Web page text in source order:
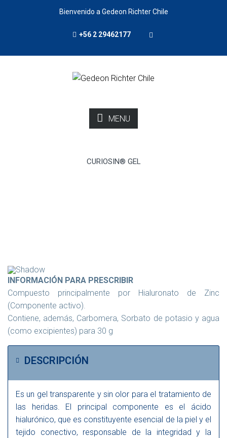
Bienvenido a Gedeon Richter Chile
+56 2 29462177
MENU
CURIOSIN® GEL
INFORMACIÓN PARA PRESCRIBIR
Compuesto principalmente por Hialuronato de Zinc
(Componente activo).
Contiene, además, Carbomera, Sorbato de potasio y agua
(como excipientes) para 30 g
DESCRIPCIÓN
Es un gel transparente y sin olor para el tratamiento de
las heridas. El principal componente es el ácido
hialurónico, que es constituyente esencial de la piel y el
tejido conectivo, responsable de la integridad y la